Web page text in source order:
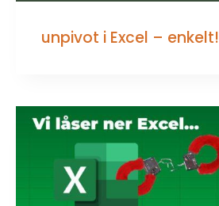
unpivot i Excel – enkelt!